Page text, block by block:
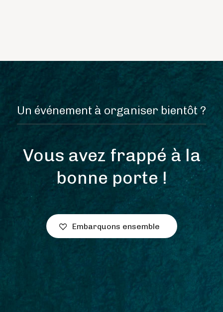
Un événement à organiser bientôt ?
Vous avez frappé à la
bonne porte !
Embarquons ensemble